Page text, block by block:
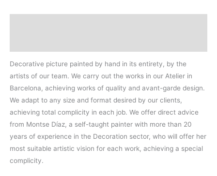
Decorative picture painted by hand in its entirety, by the
artists of our team. We carry out the works in our Atelier in
Barcelona, achieving works of quality and avant-garde design.
We adapt to any size and format desired by our clients,
achieving total complicity in each job. We offer direct advice
from Montse Díaz, a self-taught painter with more than 20
years of experience in the Decoration sector, who will offer her
most suitable artistic vision for each work, achieving a special
complicity.